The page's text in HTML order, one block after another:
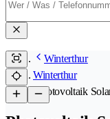
Winterthur
Winterthur
/Photovoltaik